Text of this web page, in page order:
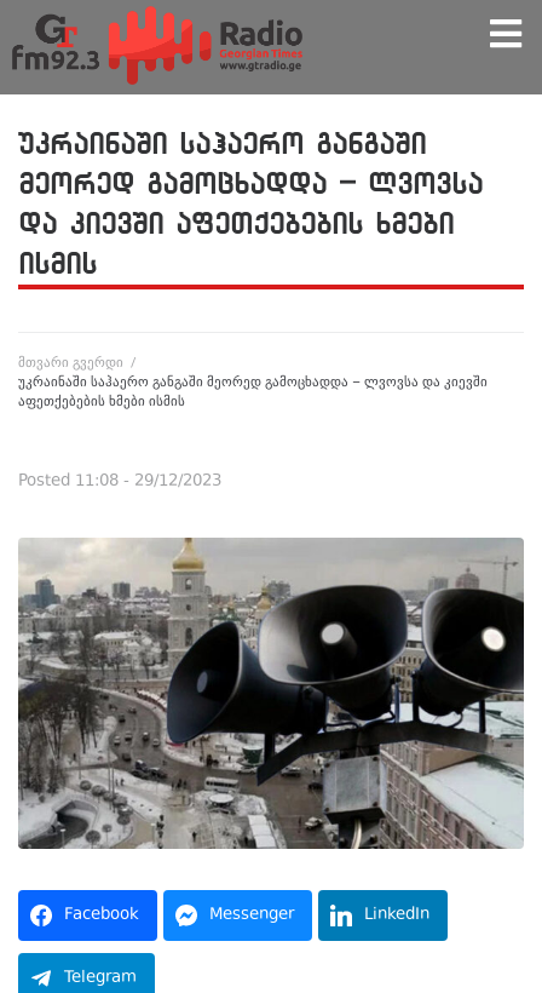
უკრაინაში საჰაერო განგაში
მეორედ გამოცხადდა – ლვოვსა
და კიევში აფეთქებების ხმები
ისმის
მთვარი გვერდი /
უკრაინაში საჰაერო განგაში მეორედ გამოცხადდა – ლვოვსა და კიევში
აფეთქებების ხმები ისმის
Posted 11:08 - 29/12/2023
Facebook Messenger LinkedIn
Telegram